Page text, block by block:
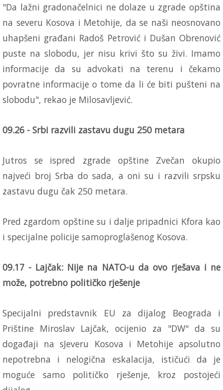
"Da lažni gradonačelnici ne dolaze u zgrade opština
na severu Kosova i Metohije, da se naši neosnovano
uhapšeni građani Radoš Petrović i Dušan Obrenović
puste na slobodu, jer nisu krivi što su živi. Imamo
informacije da su advokati na terenu i čekamo
povratne informacije o tome da li će biti pušteni na
slobodu", rekao je Milosavljević.
09.26 - Srbi razvili zastavu dugu 250 metara
Jutros se ispred zgrade opštine Zvečan okupio
najveći broj Srba do sada, a oni su i razvili srpsku
zastavu dugu čak 250 metara.
Pred zgardom opštine su i dalje pripadnici Kfora kao
i specijalne policije samoproglašenog Kosova.
09.17 - Lajčak: Nije na NATO-u da ovo rješava i ne
može, potrebno političko rješenje
Specijalni predstavnik EU za dijalog Beograda i
Prištine Miroslav Lajčak, ocijenio za "DW" da su
događaji na sJeveru Kosova i Metohije apsolutno
nepotrebna i nelogična eskalacija, ističući da je
moguće samo političko rješenje, kroz postojeći